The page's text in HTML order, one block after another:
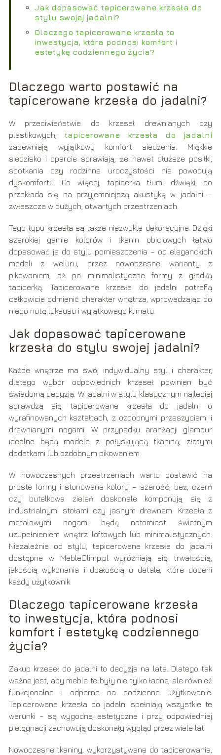
Jak dopasować tapicerowane krzesła do
stylu swojej jadalni?
Dlaczego tapicerowane krzesła to
inwestycja, która podnosi komfort i
estetykę codziennego życia?
Dlaczego warto postawić na
tapicerowane krzesła do jadalni?
W przeciwieństwie do krzeseł drewnianych czy
plastikowych, tapicerowane krzesła do jadalni
zapewniają wyjątkowy komfort siedzenia. Miękkie
siedzisko i oparcie sprawiają, że nawet dłuższe posiłki,
spotkania czy rodzinne uroczystości nie powodują
dyskomfortu. Co więcej, tapicerka tłumi dźwięki, co
przekłada się na przyjemniejszą akustykę w jadalni –
zwłaszcza w dużych, otwartych przestrzeniach.
Tego typu krzesła są także niezwykle dekoracyjne. Dzięki
szerokiej gamie kolorów i tkanin obiciowych łatwo
dopasować je do stylu pomieszczenia – od eleganckich
modeli z weluru, przez nowoczesne warianty z
pikowaniem, aż po minimalistyczne formy z gładką
tapicerką. Tapicerowane krzesła do jadalni potrafią
całkowicie odmienić charakter wnętrza, wprowadzając do
niego nutę luksusu i wyjątkowego klimatu.
Jak dopasować tapicerowane
krzesła do stylu swojej jadalni?
Każde wnętrze ma swój indywidualny styl i charakter,
dlatego wybór odpowiednich krzeseł powinien być
świadomą decyzją. W jadalni w stylu klasycznym najlepiej
sprawdzą się tapicerowane krzesła do jadalni o
wyrafinowanych kształtach, z ozdobnymi przeszyciami i
drewnianymi nogami. W przypadku aranżacji glamour
idealne będą modele z połyskującą tkaniną, złotymi
dodatkami lub ozdobnym pikowaniem.
W nowoczesnych przestrzeniach warto postawić na
proste formy i stonowane kolory – szarość, beż, czerń
czy butelkowa zieleń doskonale komponują się z
industrialnymi stołami czy jasnym drewnem. Krzesła z
metalowymi nogami będą natomiast świetnym
uzupełnieniem wnętrz loftowych lub minimalistycznych.
Niezależnie od stylu, tapicerowane krzesła do jadalni
dostępne w MebleOlimp.pl wyróżniają się trwałością,
jakością wykonania i dbałością o detale, które doceni
każdy użytkownik.
Dlaczego tapicerowane krzesła
to inwestycja, która podnosi
komfort i estetykę codziennego
życia?
Zakup krzeseł do jadalni to decyzja na lata. Dlatego tak
ważne jest, aby meble te były nie tylko ładne, ale również
funkcjonalne i odporne na codzienne użytkowanie.
Tapicerowane krzesła do jadalni spełniają wszystkie te
warunki – są wygodne, estetyczne i przy odpowiedniej
pielęgnacji zachowują doskonały wygląd przez wiele lat.
Nowoczesne tkaniny, wykorzystywane do tapicerowania,